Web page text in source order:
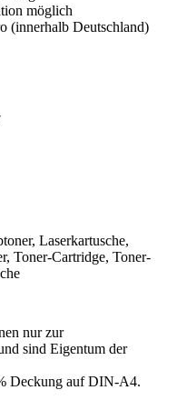
möglich
(innerhalb Deutschland)
Laserkartusche,
Toner-Cartridge, Toner-
nur zur
sind Eigentum der
Deckung auf DIN-A4.